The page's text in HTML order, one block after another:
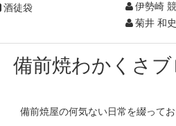
酒徒袋
伊勢崎 競
菊井 和史
備前焼わかくさ
備前焼屋の何気ない日常を綴って